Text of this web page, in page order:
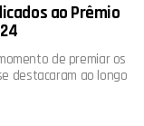
ao Prêmio
de premiar os
destacaram ao longo